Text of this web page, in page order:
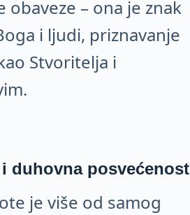
– ona je znak
i ljudi, priznavanje
Stvoritelja i
duhovna posvećenost
je više od samog